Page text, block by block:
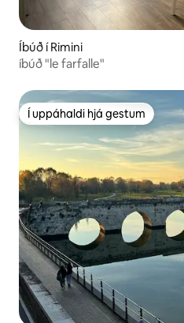
Íbúð í Rimini
íbúð "le farfalle"
Í uppáhaldi hjá gestum
Í uppáhaldi hjá gestum